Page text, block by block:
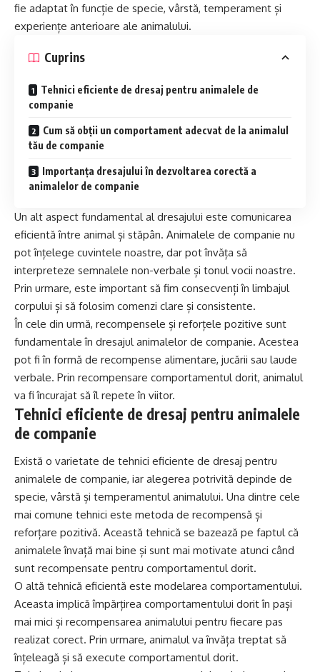
fie adaptat în funcție de specie, vârstă, temperament și
experiențe anterioare ale animalului.
Cuprins
Tehnici eficiente de dresaj pentru animalele de
companie
Cum să obții un comportament adecvat de la animalul
tău de companie
Importanța dresajului în dezvoltarea corectă a
animalelor de companie
Un alt aspect fundamental al dresajului este comunicarea
eficientă între animal și stăpân. Animalele de companie nu
pot înțelege cuvintele noastre, dar pot învăța să
interpreteze semnalele non-verbale și tonul vocii noastre.
Prin urmare, este important să fim consecvenți în limbajul
corpului și să folosim comenzi clare și consistente.
În cele din urmă, recompensele și reforțele pozitive sunt
fundamentale în dresajul animalelor de companie. Acestea
pot fi în formă de recompense alimentare, jucării sau laude
verbale. Prin recompensare comportamentul dorit, animalul
va fi încurajat să îl repete în viitor.
Tehnici eficiente de dresaj pentru animalele
de companie
Există o varietate de tehnici eficiente de dresaj pentru
animalele de companie, iar alegerea potrivită depinde de
specie, vârstă și temperamentul animalului. Una dintre cele
mai comune tehnici este metoda de recompensă și
reforțare pozitivă. Această tehnică se bazează pe faptul că
animalele învață mai bine și sunt mai motivate atunci când
sunt recompensate pentru comportamentul dorit.
O altă tehnică eficientă este modelarea comportamentului.
Aceasta implică împărțirea comportamentului dorit în pași
mai mici și recompensarea animalului pentru fiecare pas
realizat corect. Prin urmare, animalul va învăța treptat să
înțeleagă și să execute comportamentul dorit.